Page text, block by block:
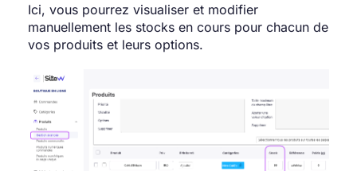
Ici, vous pourrez visualiser et modifier
manuellement les stocks en cours pour chacun de
vos produits et leurs options.